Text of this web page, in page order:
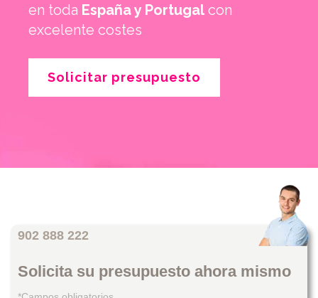
en toda España y Portugal con
excelente costes
Solicitar presupuesto
902 888 222
Solicita su presupuesto ahora mismo